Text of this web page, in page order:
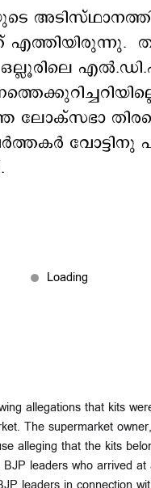
ഒല്ലൂരിലെ
ലോക്സഭാ
വോട്ടിനു
allegations that kits
The supermarket
alleging that the kits
leaders who arrived